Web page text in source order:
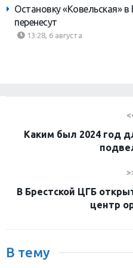
Остановку «Ковельская» в
перенесут
13:28, 6 августа
Каким был 2024 год
В Брестской ЦГБ
центр
В тему